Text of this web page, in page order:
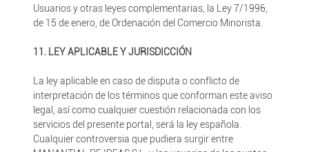
Usuarios y otras leyes complementarias, la Ley 7/1996,
de 15 de enero, de Ordenación del Comercio Minorista.
11. LEY APLICABLE Y JURISDICCIÓN
La ley aplicable en caso de disputa o conflicto de
interpretación de los términos que conforman este aviso
legal, así como cualquier cuestión relacionada con los
servicios del presente portal, será la ley española.
Cualquier controversia que pudiera surgir entre